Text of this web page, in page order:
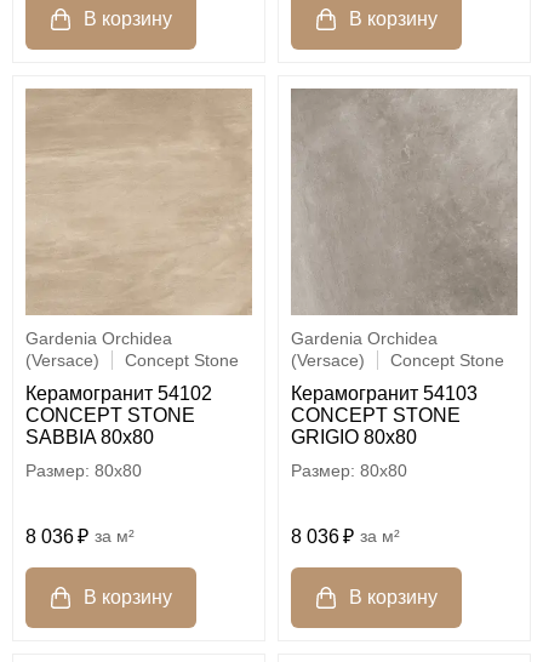
Gardenia Orchidea
(Versace)
Concept Stone
Керамогранит 54102
CONCEPT STONE
SABBIA 80x80
80x80
8 036 м²
Gardenia Orchidea
(Versace)
Concept Stone
Керамогранит 54103
CONCEPT STONE
GRIGIO 80x80
80x80
8 036 м²